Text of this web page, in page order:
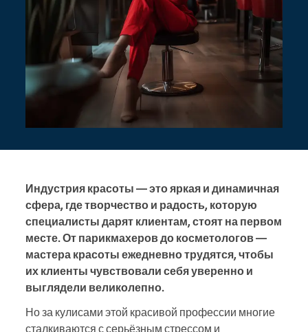
Индустрия красоты — это яркая и динамичная
сфера, где творчество и радость, которую
специалисты дарят клиентам, стоят на первом
месте. От парикмахеров до косметологов —
мастера красоты ежедневно трудятся, чтобы
их клиенты чувствовали себя уверенно и
выглядели великолепно.
Но за кулисами этой красивой профессии многие
сталкиваются с серьёзным стрессом и